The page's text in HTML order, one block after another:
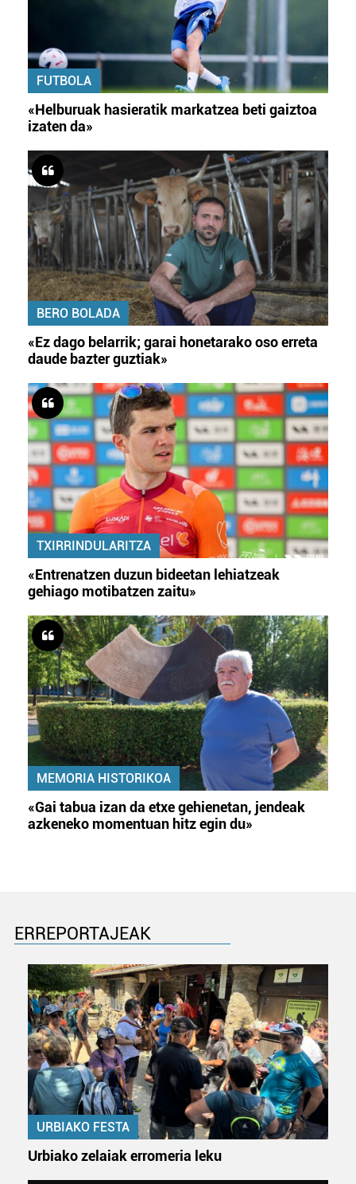
FUTBOLA
«Helburuak hasieratik markatzea beti gaiztoa
izaten da»
BERO BOLADA
«Ez dago belarrik; garai honetarako oso erreta
daude bazter guztiak»
TXIRRINDULARITZA
«Entrenatzen duzun bideetan lehiatzeak
gehiago motibatzen zaitu»
MEMORIA HISTORIKOA
«Gai tabua izan da etxe gehienetan, jendeak
azkeneko momentuan hitz egin du»
ERREPORTAJEAK
URBIAKO FESTA
Urbiako zelaiak erromeria leku